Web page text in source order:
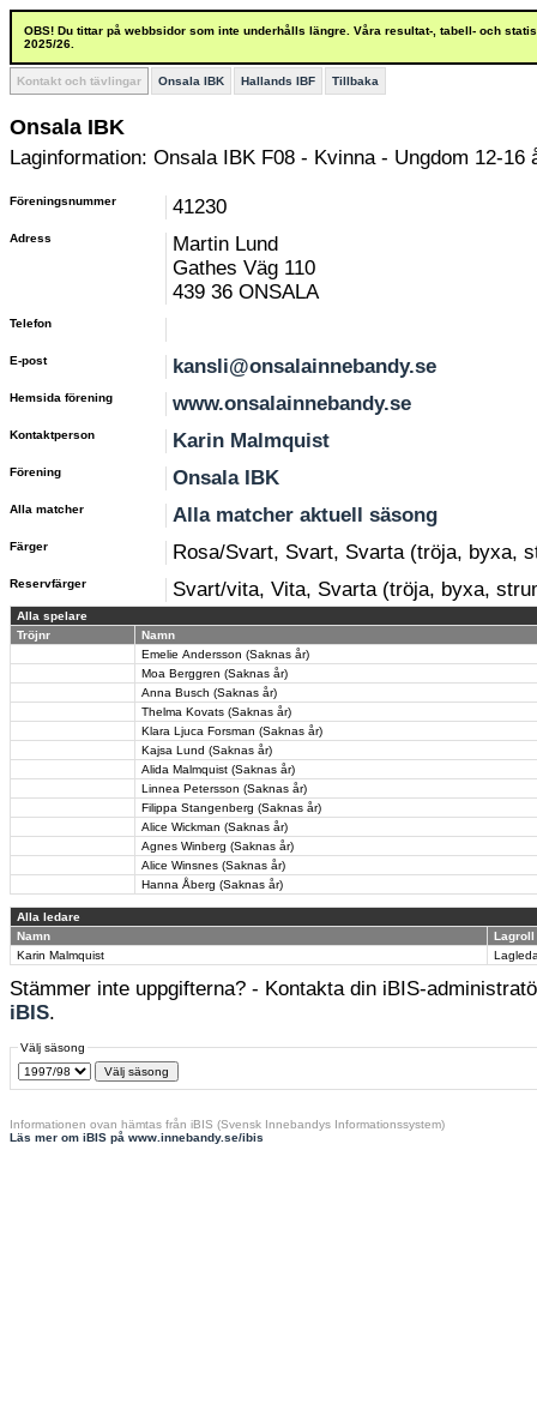
OBS! Du tittar på webbsidor som inte underhålls längre. Våra resultat-, tabell- och
2025/26.
Kontakt och tävlingar Onsala IBK Hallands IBF Tillbaka
Onsala IBK
Laginformation: Onsala IBK F08 - Kvinna - Ungdom 12-16
Föreningsnummer 41230
Adress
Martin Lund
Gathes Väg 110
439 36 ONSALA
Telefon
E-post kansli@onsalainnebandy.se
Hemsida förening www.onsalainnebandy.se
Kontaktperson Karin Malmquist
Förening Onsala IBK
Alla matcher Alla matcher aktuell säsong
Färger Rosa/Svart, Svart, Svarta (tröja, byxa,
Reservfärger Svart/vita, Vita, Svarta (tröja, byxa,
Alla spelare
Tröjnr
Namn
Emelie Andersson (Saknas år)
Moa Berggren (Saknas år)
Anna Busch (Saknas år)
Thelma Kovats (Saknas år)
Klara Ljuca Forsman (Saknas år)
Kajsa Lund (Saknas år)
Alida Malmquist (Saknas år)
Linnea Petersson (Saknas år)
Filippa Stangenberg (Saknas år)
Alice Wickman (Saknas år)
Agnes Winberg (Saknas år)
Alice Winsnes (Saknas år)
Hanna Åberg (Saknas år)
Alla ledare
Namn
Lagroll
Karin Malmquist
Stämmer inte uppgifterna? - Kontakta din iBIS-
iBIS.
Välj säsong
Informationen ovan hämtas från iBIS (Svensk Innebandys Informationssystem)
Läs mer om iBIS på www.innebandy.se/ibis